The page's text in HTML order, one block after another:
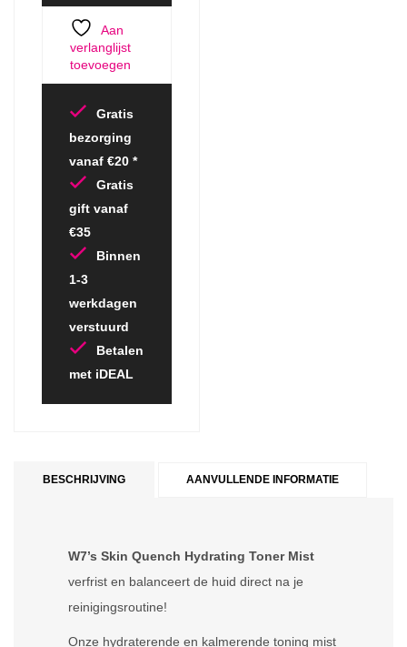
Aan
verlanglijst
toevoegen
Gratis
bezorging
vanaf €20 *
Gratis
gift vanaf
€35
Binnen
1-3
werkdagen
verstuurd
Betalen
met iDEAL
BESCHRIJVING AANVULLENDE INFORMATIE
W7’s Skin Quench Hydrating Toner Mist
verfrist en balanceert de huid direct na je
reinigingsroutine!
Onze hydraterende en kalmerende toning mist